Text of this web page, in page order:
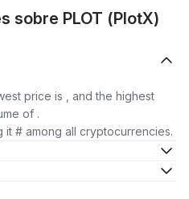
sobre PLOT (PlotX)
price is , and the highest
of .
it # among all cryptocurrencies.